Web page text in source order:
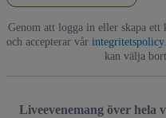
Genom att logga in eller skapa ett
och accepterar vår integritetspolicy
kan välja
Liveevenemang över hela